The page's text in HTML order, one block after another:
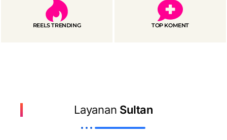
REELS TRENDING TOP KOMENT
Layanan Sultan